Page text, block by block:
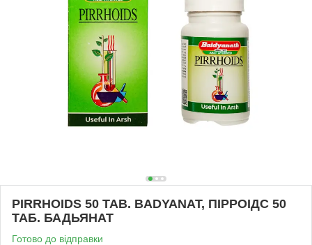
PIRRHOIDS 50 TAB. BADYANAT, ПІРРОІДС 50
ТАБ. БАДЬЯНАТ
Готово до відправки